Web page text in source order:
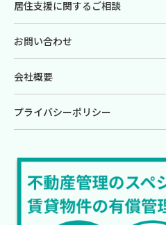
居住支援に関するご相談
お問い合わせ
会社概要
プライバシーポリシー